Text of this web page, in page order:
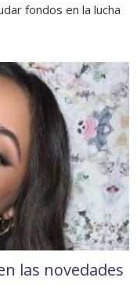
fondos en la lucha
las novedades